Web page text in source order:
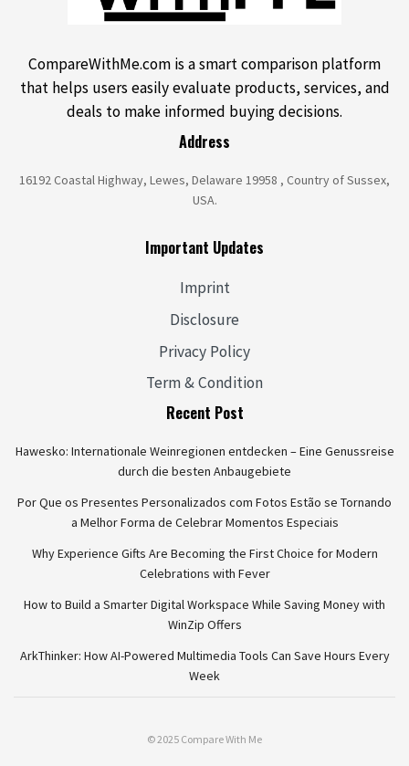
CompareWithMe.com is a smart comparison platform
that helps users easily evaluate products, services, and
deals to make informed buying decisions.
Address
16192 Coastal Highway, Lewes, Delaware 19958 , Country of Sussex,
USA.
Important Updates
Imprint
Disclosure
Privacy Policy
Term & Condition
Recent Post
Hawesko: Internationale Weinregionen entdecken – Eine Genussreise
durch die besten Anbaugebiete
Por Que os Presentes Personalizados com Fotos Estão se Tornando
a Melhor Forma de Celebrar Momentos Especiais
Why Experience Gifts Are Becoming the First Choice for Modern
Celebrations with Fever
How to Build a Smarter Digital Workspace While Saving Money with
WinZip Offers
ArkThinker: How AI-Powered Multimedia Tools Can Save Hours Every
Week
© 2025 Compare With Me